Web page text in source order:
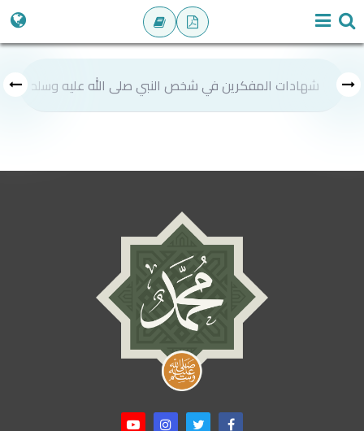
شهادات المفكرين في شخص النبي صلى الله عليه وسلم